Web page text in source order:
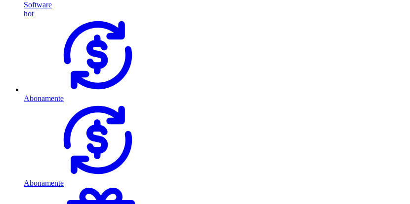
Software
hot
Abonamente
Abonamente